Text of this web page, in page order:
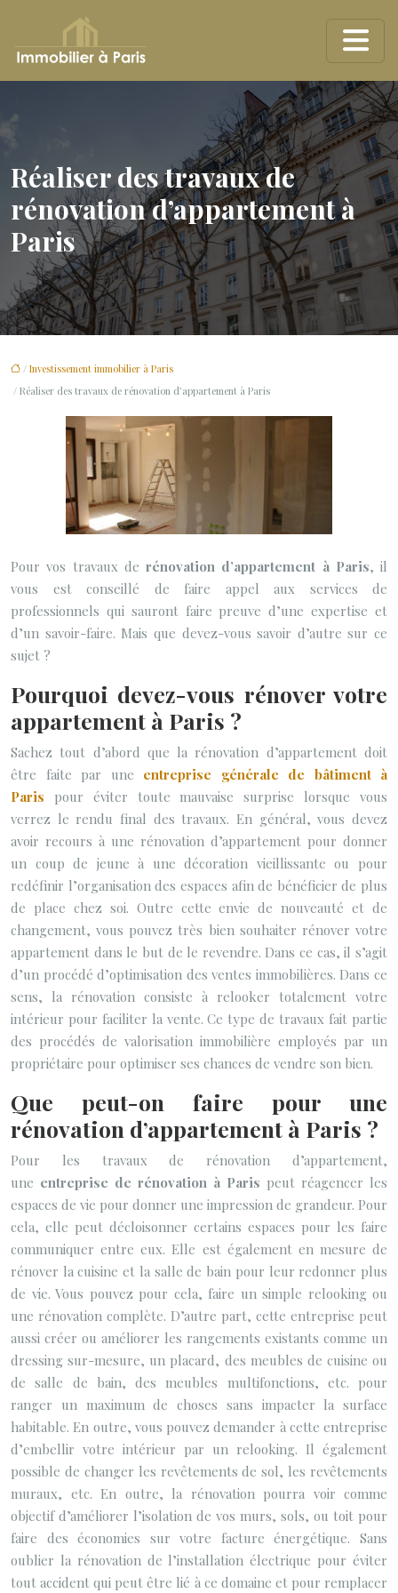
Réaliser des travaux de
rénovation d’appartement à
Paris
/ Investissement immobilier à Paris
/ Réaliser des travaux de rénovation d’appartement à Paris
Pour vos travaux de rénovation d’appartement à Paris, il
vous est conseillé de faire appel aux services de
professionnels qui sauront faire preuve d’une expertise et
d’un savoir-faire. Mais que devez-vous savoir d’autre sur ce
sujet ?
Pourquoi devez-vous rénover votre
appartement à Paris ?
Sachez tout d’abord que la rénovation d’appartement doit
être faite par une entreprise générale de bâtiment à
Paris pour éviter toute mauvaise surprise lorsque vous
verrez le rendu final des travaux. En général, vous devez
avoir recours à une rénovation d’appartement pour donner
un coup de jeune à une décoration vieillissante ou pour
redéfinir l’organisation des espaces afin de bénéficier de plus
de place chez soi. Outre cette envie de nouveauté et de
changement, vous pouvez très bien souhaiter rénover votre
appartement dans le but de le revendre. Dans ce cas, il s’agit
d’un procédé d’optimisation des ventes immobilières. Dans ce
sens, la rénovation consiste à relooker totalement votre
intérieur pour faciliter la vente. Ce type de travaux fait partie
des procédés de valorisation immobilière employés par un
propriétaire pour optimiser ses chances de vendre son bien.
Que peut-on faire pour une
rénovation d’appartement à Paris ?
Pour les travaux de rénovation d’appartement,
une entreprise de rénovation à Paris peut réagencer les
espaces de vie pour donner une impression de grandeur. Pour
cela, elle peut décloisonner certains espaces pour les faire
communiquer entre eux. Elle est également en mesure de
rénover la cuisine et la salle de bain pour leur redonner plus
de vie. Vous pouvez pour cela, faire un simple relooking ou
une rénovation complète. D’autre part, cette entreprise peut
aussi créer ou améliorer les rangements existants comme un
dressing sur-mesure, un placard, des meubles de cuisine ou
de salle de bain, des meubles multifonctions, etc. pour
ranger un maximum de choses sans impacter la surface
habitable. En outre, vous pouvez demander à cette entreprise
d’embellir votre intérieur par un relooking. Il également
possible de changer les revêtements de sol, les revêtements
muraux, etc. En outre, la rénovation pourra voir comme
objectif d’améliorer l’isolation de vos murs, sols, ou toit pour
faire des économies sur votre facture énergétique. Sans
oublier la rénovation de l’installation électrique pour éviter
tout accident qui peut être lié à ce domaine et pour remplacer